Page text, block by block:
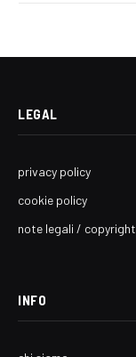
LEGAL
privacy policy
cookie policy
note legali / copyright
INFO